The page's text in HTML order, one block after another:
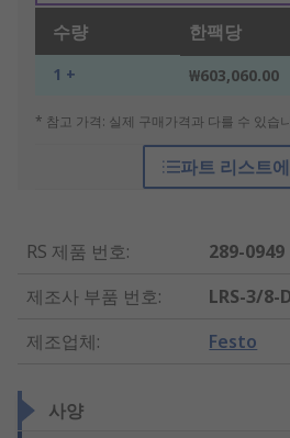
수량 한팩당
1 + ₩603,060.00
* 참고 가격: 실제 구매가격과 다를 수 있습
파트 리스트
RS 제품 번호:
289-0949
제조사 부품 번호:
LRS-3/8-
제조업체: Festo
사양